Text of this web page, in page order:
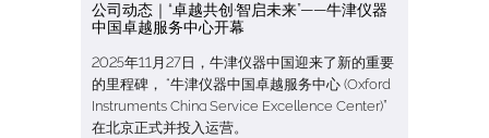
公司动态｜“卓越共创·智启未来”——牛津仪器
中国卓越服务中心开幕
2025年11月27日，牛津仪器中国迎来了新的重要
的里程碑， “牛津仪器中国卓越服务中心 (Oxford
Instruments China Service Excellence Center)”
在北京正式并投入运营。